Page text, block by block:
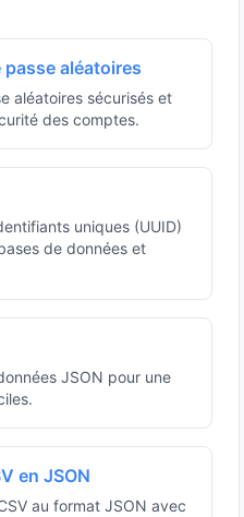
aléatoires
aléatoires sécurisés et
des comptes.
uniques (UUID)
de données et
JSON pour une
en JSON
au format JSON avec